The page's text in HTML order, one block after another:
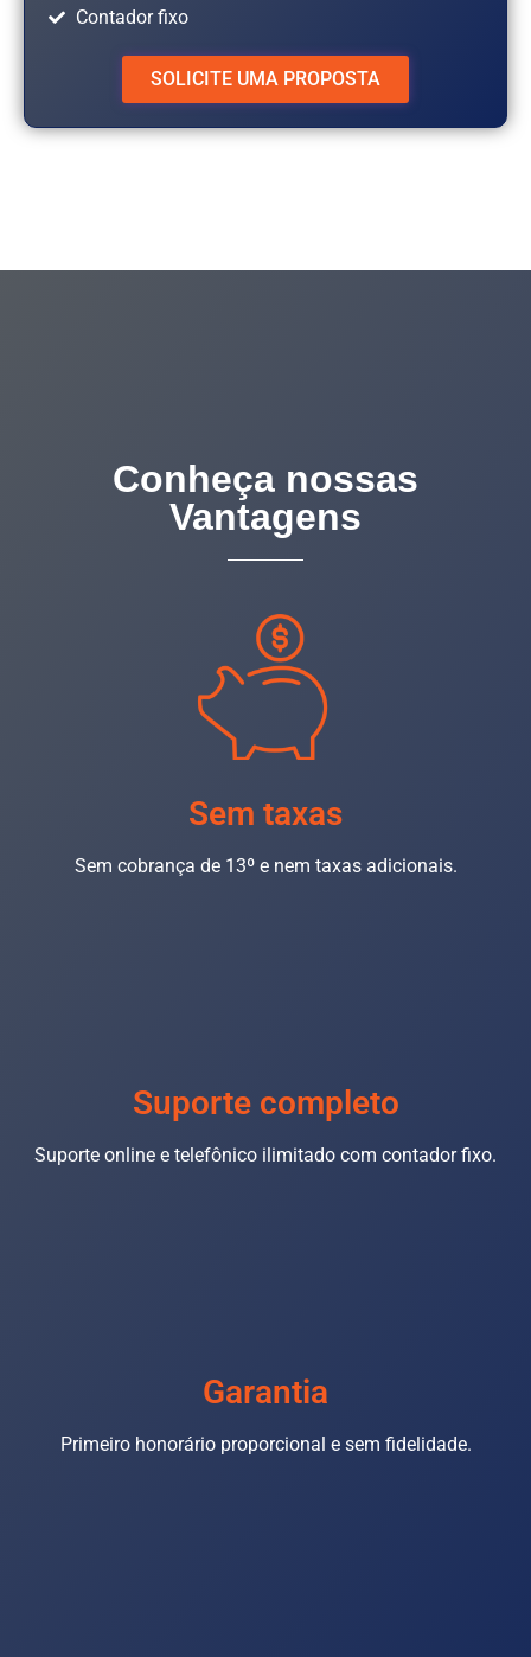
Contador fixo
SOLICITE UMA PROPOSTA
Conheça nossas
Vantagens
Sem taxas
Sem cobrança de 13º e nem taxas adicionais.
Suporte completo
Suporte online e telefônico ilimitado com contador fixo.
Garantia
Primeiro honorário proporcional e sem fidelidade.